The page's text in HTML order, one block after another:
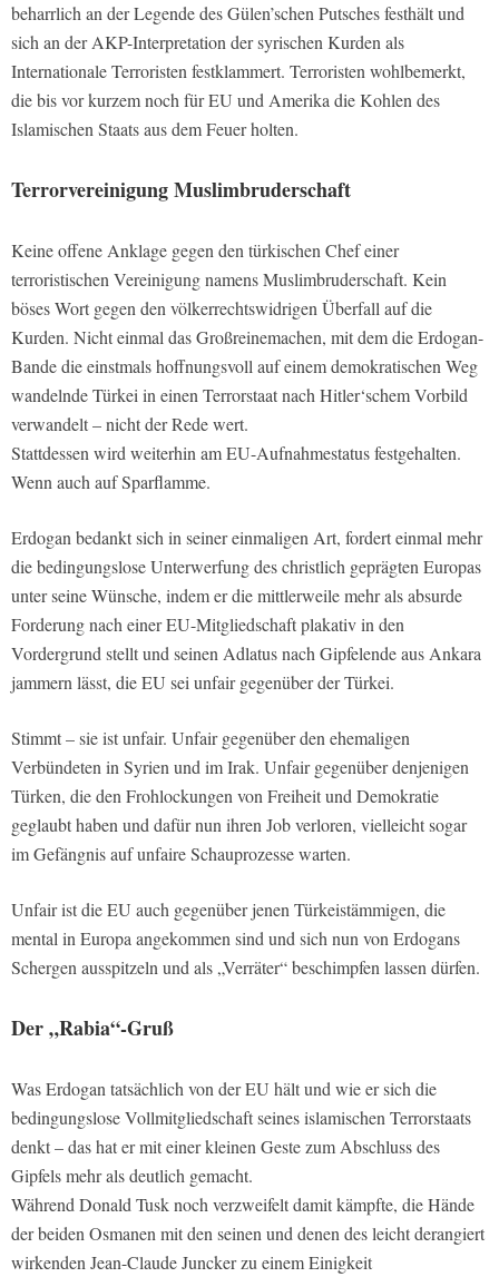
beharrlich an der Legende des Gülen’schen Putsches festhält und
sich an der AKP-Interpretation der syrischen Kurden als
Internationale Terroristen festklammert. Terroristen wohlbemerkt,
die bis vor kurzem noch für EU und Amerika die Kohlen des
Islamischen Staats aus dem Feuer holten.
Terrorvereinigung Muslimbruderschaft
Keine offene Anklage gegen den türkischen Chef einer
terroristischen Vereinigung namens Muslimbruderschaft. Kein
böses Wort gegen den völkerrechtswidrigen Überfall auf die
Kurden. Nicht einmal das Großreinemachen, mit dem die Erdogan-
Bande die einstmals hoffnungsvoll auf einem demokratischen Weg
wandelnde Türkei in einen Terrorstaat nach Hitler‘schem Vorbild
verwandelt – nicht der Rede wert.
Stattdessen wird weiterhin am EU-Aufnahmestatus festgehalten.
Wenn auch auf Sparflamme.
Erdogan bedankt sich in seiner einmaligen Art, fordert einmal mehr
die bedingungslose Unterwerfung des christlich geprägten Europas
unter seine Wünsche, indem er die mittlerweile mehr als absurde
Forderung nach einer EU-Mitgliedschaft plakativ in den
Vordergrund stellt und seinen Adlatus nach Gipfelende aus Ankara
jammern lässt, die EU sei unfair gegenüber der Türkei.
Stimmt – sie ist unfair. Unfair gegenüber den ehemaligen
Verbündeten in Syrien und im Irak. Unfair gegenüber denjenigen
Türken, die den Frohlockungen von Freiheit und Demokratie
geglaubt haben und dafür nun ihren Job verloren, vielleicht sogar
im Gefängnis auf unfaire Schauprozesse warten.
Unfair ist die EU auch gegenüber jenen Türkeistämmigen, die
mental in Europa angekommen sind und sich nun von Erdogans
Schergen ausspitzeln und als „Verräter“ beschimpfen lassen dürfen.
Der „Rabia“-Gruß
Was Erdogan tatsächlich von der EU hält und wie er sich die
bedingungslose Vollmitgliedschaft seines islamischen Terrorstaats
denkt – das hat er mit einer kleinen Geste zum Abschluss des
Gipfels mehr als deutlich gemacht.
Während Donald Tusk noch verzweifelt damit kämpfte, die Hände
der beiden Osmanen mit den seinen und denen des leicht derangiert
wirkenden Jean-Claude Juncker zu einem Einigkeit